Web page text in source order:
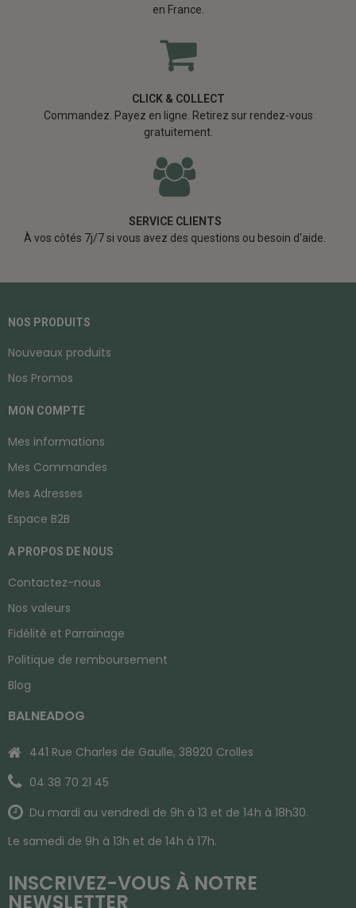
en France.
CLICK & COLLECT
Commandez. Payez en ligne. Retirez sur rendez-vous
gratuitement.
SERVICE CLIENTS
À vos côtés 7j/7 si vous avez des questions ou besoin d'aide.
NOS PRODUITS
Nouveaux produits
Nos Promos
MON COMPTE
Mes informations
Mes Commandes
Mes Adresses
Espace B2B
A PROPOS DE NOUS
Contactez-nous
Nos valeurs
Fidélité et Parrainage
Politique de remboursement
Blog
BALNEADOG
441 Rue Charles de Gaulle, 38920 Crolles
04 38 70 21 45
Du mardi au vendredi de 9h à 13 et de 14h à 18h30.
Le samedi de 9h à 13h et de 14h à 17h.
INSCRIVEZ-VOUS À NOTRE
NEWSLETTER